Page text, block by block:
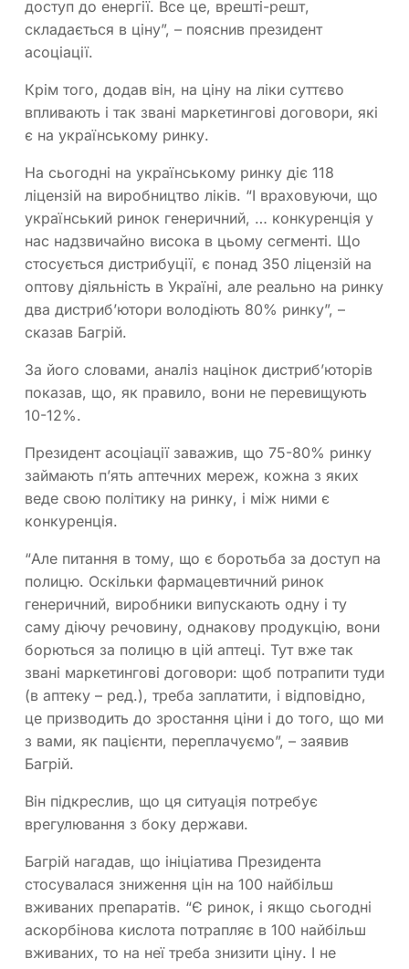
доступ до енергії. Все це, врешті-решт,
складається в ціну”, – пояснив президент
асоціації.
Крім того, додав він, на ціну на ліки суттєво
впливають і так звані маркетингові договори, які
є на українському ринку.
На сьогодні на українському ринку діє 118
ліцензій на виробництво ліків. “І враховуючи, що
український ринок генеричний, … конкуренція у
нас надзвичайно висока в цьому сегменті. Що
стосується дистрибуції, є понад 350 ліцензій на
оптову діяльність в Україні, але реально на ринку
два дистриб’ютори володіють 80% ринку”, –
сказав Багрій.
За його словами, аналіз націнок дистрибʼюторів
показав, що, як правило, вони не перевищують
10-12%.
Президент асоціації заважив, що 75-80% ринку
займають пʼять аптечних мереж, кожна з яких
веде свою політику на ринку, і між ними є
конкуренція.
“Але питання в тому, що є боротьба за доступ на
полицю. Оскільки фармацевтичний ринок
генеричний, виробники випускають одну і ту
саму діючу речовину, однакову продукцію, вони
борються за полицю в цій аптеці. Тут вже так
звані маркетингові договори: щоб потрапити туди
(в аптеку – ред.), треба заплатити, і відповідно,
це призводить до зростання ціни і до того, що ми
з вами, як пацієнти, переплачуємо”, – заявив
Багрій.
Він підкреслив, що ця ситуація потребує
врегулювання з боку держави.
Багрій нагадав, що ініціатива Президента
стосувалася зниження цін на 100 найбільш
вживаних препаратів. “Є ринок, і якщо сьогодні
аскорбінова кислота потрапляє в 100 найбільш
вживаних, то на неї треба знизити ціну. І не